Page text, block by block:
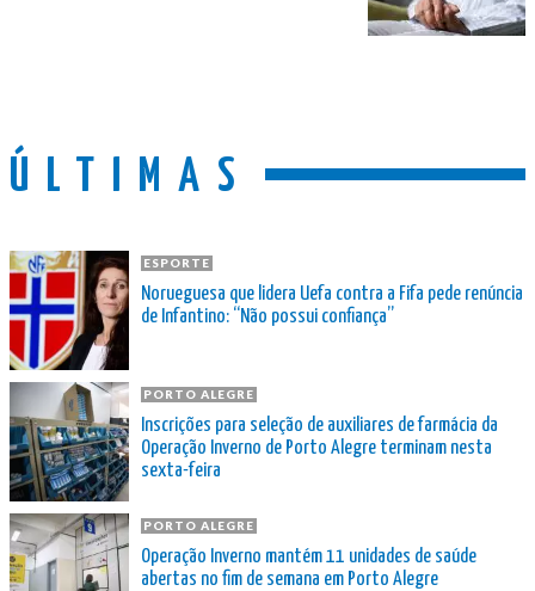
ÚLTIMAS
ESPORTE
Norueguesa que lidera Uefa contra a Fifa pede renúncia
de Infantino: “Não possui confiança”
PORTO ALEGRE
Inscrições para seleção de auxiliares de farmácia da
Operação Inverno de Porto Alegre terminam nesta
sexta-feira
PORTO ALEGRE
Operação Inverno mantém 11 unidades de saúde
abertas no fim de semana em Porto Alegre